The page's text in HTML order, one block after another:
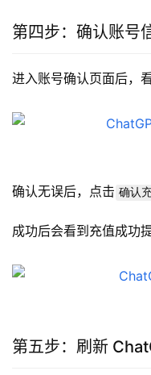
第四步：确认账号
进入账号确认页面后，
确认无误后，点击 确认
成功后会看到充值成功提
第五步：刷新